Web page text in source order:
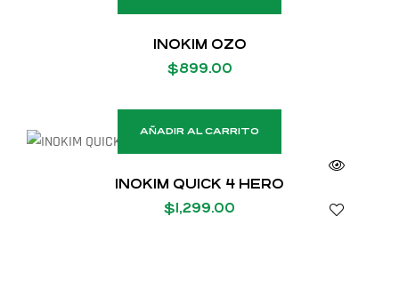
INOKIM OZO
$899.00
AÑADIR AL CARRITO
INOKIM QUICK 4 HERO
$1,299.00